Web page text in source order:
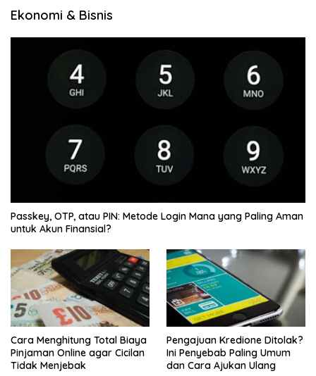
Ekonomi & Bisnis
Passkey, OTP, atau PIN: Metode Login Mana yang Paling Aman
untuk Akun Finansial?
Cara Menghitung Total Biaya
Pinjaman Online agar Cicilan
Tidak Menjebak
Pengajuan Kredione Ditolak?
Ini Penyebab Paling Umum
dan Cara Ajukan Ulang